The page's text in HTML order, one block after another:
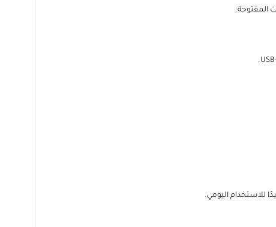
للاستخدام اليومي.